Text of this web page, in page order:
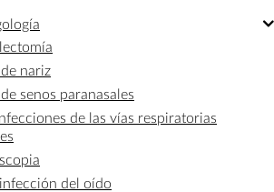
nariz
senos paranasales
de las vías respiratorias
del oído